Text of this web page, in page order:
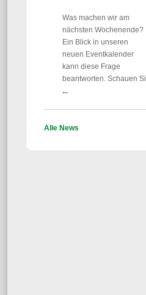
Was machen wir am
nächsten Wochenende?
Ein Blick in unseren
neuen Eventkalender
kann diese Frage
beantworten. Schauen Si
...
Alle News